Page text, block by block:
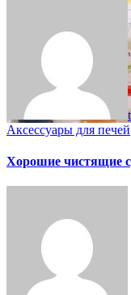
Аксессуары для печей
Хорошие чистящие